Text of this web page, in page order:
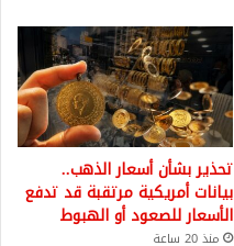
تحذير بشأن أسعار الذهب..
بيانات أمريكية مرتقبة قد تدفع
الأسعار للصعود أو الهبوط
منذ 20 ساعة